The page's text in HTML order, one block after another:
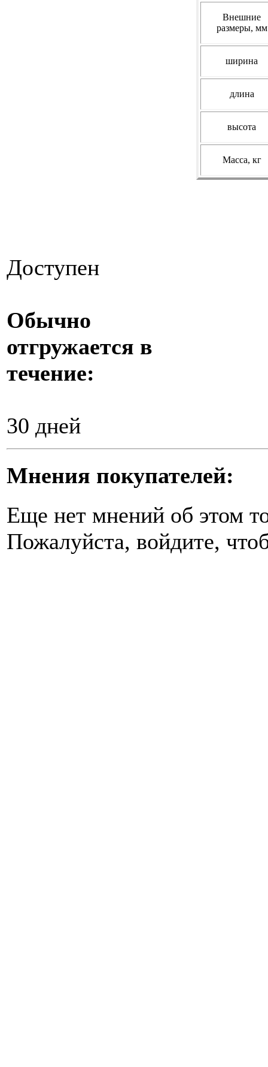
Внешние
размеры, мм
ширина
длина
высота
Масса, кг
Доступен
Обычно
отгружается в
течение:
30 дней
Мнения покупателей:
Еще нет мнений об этом
Пожалуйста, войдите,